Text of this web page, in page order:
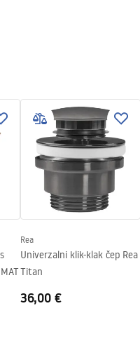
Rea
Univerzalni klik-klak čep Rea
Titan
36,00 €